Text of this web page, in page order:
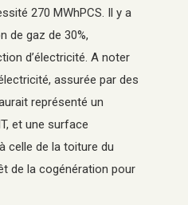
270 MWhPCS. Il y a
de gaz de 30%,
d’électricité. A noter
assurée par des
représenté un
et une surface
celle de la toiture du
de la cogénération pour